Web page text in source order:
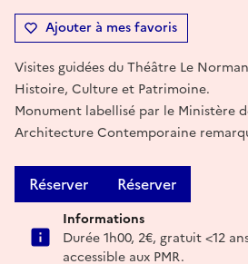
Ajouter à mes favoris
Visites guidées du Théâtre Le
Histoire, Culture et Patrimoine.
Monument labellisé par le Ministère
Architecture Contemporaine
Réserver Réserver
Informations
Durée 1h00, 2€, gratuit <12
accessible aux PMR.